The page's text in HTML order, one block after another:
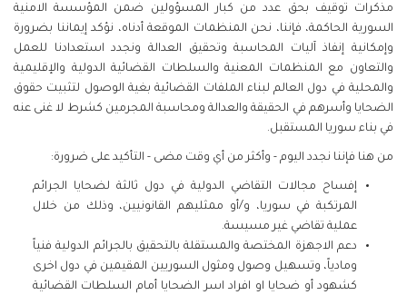
مذكرات توقيف بحق عدد من كبار المسؤولين ضمن المؤسسة الامنية
السورية الحاكمة، فإننا، نحن المنظمات الموقعة أدناه، نؤكد إيماننا بضرورة
وإمكانية إنفاذ آليات المحاسبة وتحقيق العدالة ونجدد استعدادنا للعمل
والتعاون مع المنظمات المعنية والسلطات القضائية الدولية والإقليمية
والمحلية في دول العالم لبناء الملفات القضائية بغية الوصول لتثبيت حقوق
الضحايا وأسرهم في الحقيقة والعدالة ومحاسبة المجرمين كشرط لا غنى عنه
في بناء سوريا المستقبل.
من هنا فإننا نجدد اليوم - وأكثر من أي وقت مضى - التأكيد على ضرورة:
إفساح مجالات التقاضي الدولية في دول ثالثة لضحايا الجرائم
المرتكبة في سوريا، و/أو ممثليهم القانونيين، وذلك من خلال
عملية تقاضي غير مسيسة.
دعم الاجهزة المختصة والمستقلة بالتحقيق بالجرائم الدولية فنياً
ومادياً، وتسهيل وصول ومثول السوريين المقيمين في دول اخرى
كشهود أو ضحايا او افراد اسر الضحايا أمام السلطات القضائية